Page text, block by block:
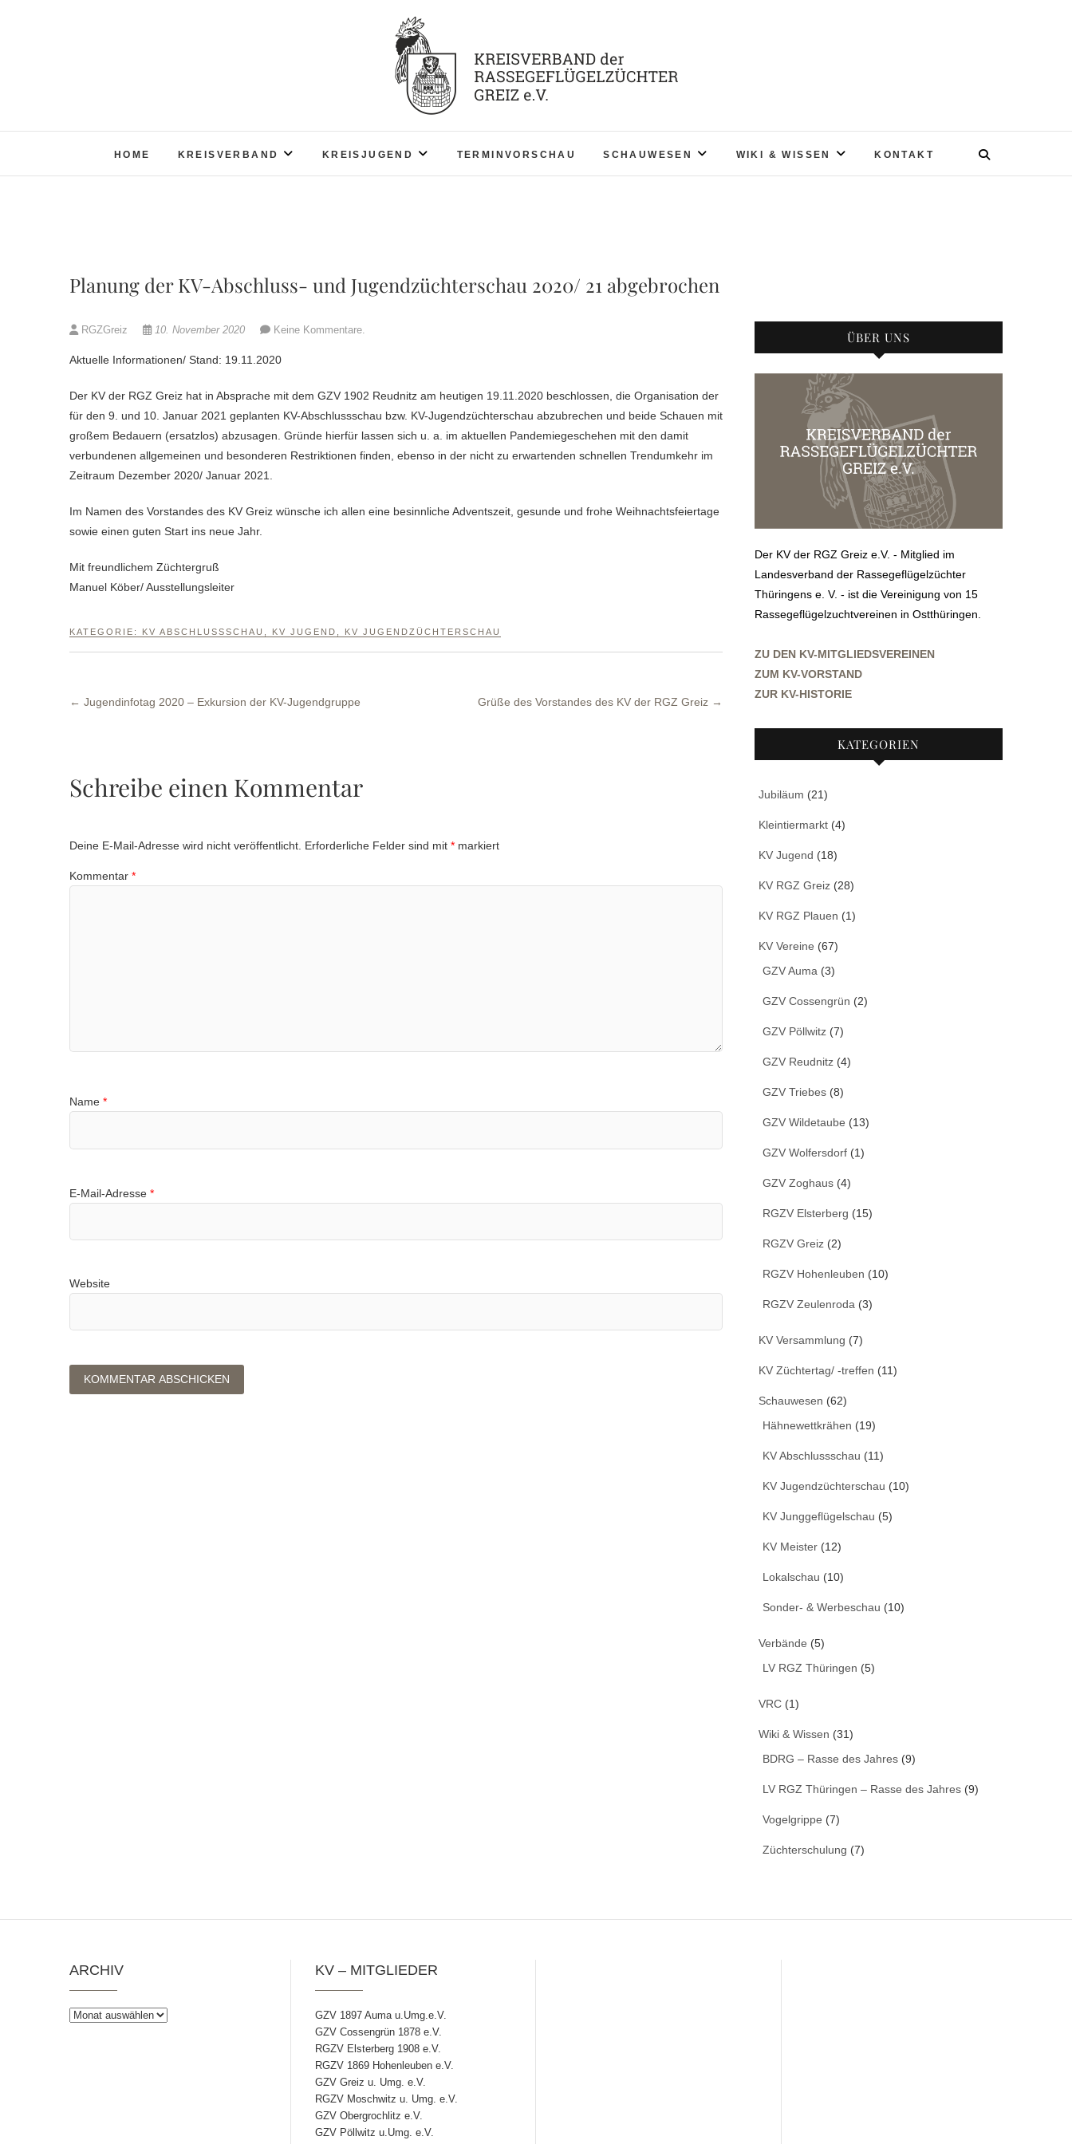
KV RGZ Greiz
HOME KREISVERBAND KREISJUGEND TERMINVORSCHAU SCHAUWESEN WIKI & WISSEN KONTAKT
Planung der KV-Abschluss- und Jugendzüchterschau 2020/ 21 abgebrochen
RGZGreiz 10. November 2020 Keine Kommentare.
Aktuelle Informationen/ Stand: 19.11.2020
Der KV der RGZ Greiz hat in Absprache mit dem GZV 1902 Reudnitz am heutigen 19.11.2020 beschlossen, die Organisation der
für den 9. und 10. Januar 2021 geplanten KV-Abschlussschau bzw. KV-Jugendzüchterschau abzubrechen und beide Schauen mit
großem Bedauern (ersatzlos) abzusagen. Gründe hierfür lassen sich u. a. im aktuellen Pandemiegeschehen mit den damit
verbundenen allgemeinen und besonderen Restriktionen finden, ebenso in der nicht zu erwartenden schnellen Trendumkehr im
Zeitraum Dezember 2020/ Januar 2021.
Im Namen des Vorstandes des KV Greiz wünsche ich allen eine besinnliche Adventszeit, gesunde und frohe Weihnachtsfeiertage
sowie einen guten Start ins neue Jahr.
Mit freundlichem Züchtergruß
Manuel Köber/ Ausstellungsleiter
KATEGORIE: KV ABSCHLUSSSCHAU KV JUGEND KV JUGENDZÜCHTERSCHAU
← Jugendinfotag 2020 – Exkursion der KV-Jugendgruppe Grüße des Vorstandes des KV der RGZ Greiz →
Schreibe einen Kommentar
Deine E-Mail-Adresse wird nicht veröffentlicht. Erforderliche Felder sind mit * markiert
Kommentar *
Name *
E-Mail-Adresse *
Website
ÜBER UNS
Der KV der RGZ Greiz e.V. - Mitglied im
Landesverband der Rassegeflügelzüchter
Thüringens e. V. - ist die Vereinigung von 15
Rassegeflügelzuchtvereinen in Ostthüringen.
ZU DEN KV-MITGLIEDSVEREINEN
ZUM KV-VORSTAND
ZUR KV-HISTORIE
KATEGORIEN
Jubiläum (21)
Kleintiermarkt (4)
KV Jugend (18)
KV RGZ Greiz (28)
KV RGZ Plauen (1)
KV Vereine (67)
GZV Auma (3)
GZV Cossengrün (2)
GZV Pöllwitz (7)
GZV Reudnitz (4)
GZV Triebes (8)
GZV Wildetaube (13)
GZV Wolfersdorf (1)
GZV Zoghaus (4)
RGZV Elsterberg (15)
RGZV Greiz (2)
RGZV Hohenleuben (10)
RGZV Zeulenroda (3)
KV Versammlung (7)
KV Züchtertag/ -treffen (11)
Schauwesen (62)
Hähnewettkrähen (19)
KV Abschlussschau (11)
KV Jugendzüchterschau (10)
KV Junggeflügelschau (5)
KV Meister (12)
Lokalschau (10)
Sonder- & Werbeschau (10)
Verbände (5)
LV RGZ Thüringen (5)
VRC (1)
Wiki & Wissen (31)
BDRG – Rasse des Jahres (9)
LV RGZ Thüringen – Rasse des Jahres (9)
Vogelgrippe (7)
Züchterschulung (7)
ARCHIV
Archiv
KV – MITGLIEDER
GZV 1897 Auma u.Umg.e.V.
GZV Cossengrün 1878 e.V.
RGZV Elsterberg 1908 e.V.
RGZV 1869 Hohenleuben e.V.
GZV Greiz u. Umg. e.V.
RGZV Moschwitz u. Umg. e.V.
GZV Obergrochlitz e.V.
GZV Pöllwitz u.Umg. e.V.